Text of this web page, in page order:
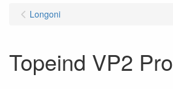
Longoni
Topeind VP2 Pro